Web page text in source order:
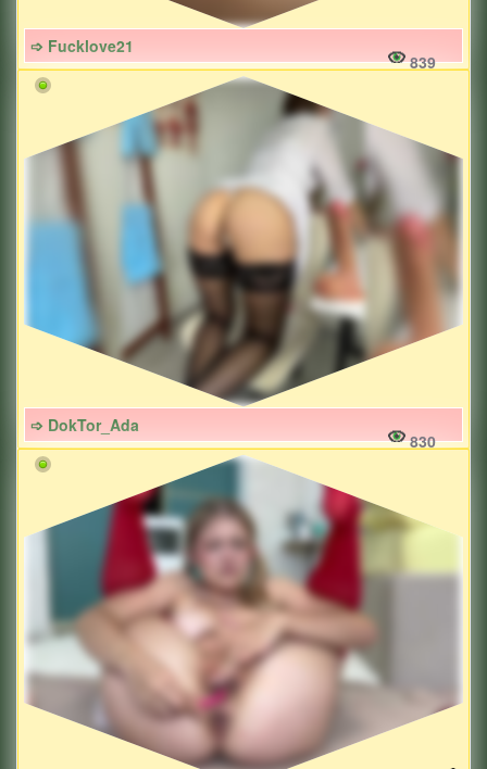
➩ Fucklove21
839
➩ DokTor_Ada
830